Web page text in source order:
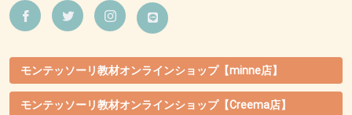
モンテッソーリ教材オンラインショップ【minne店】
モンテッソーリ教材オンラインショップ【Creema店】